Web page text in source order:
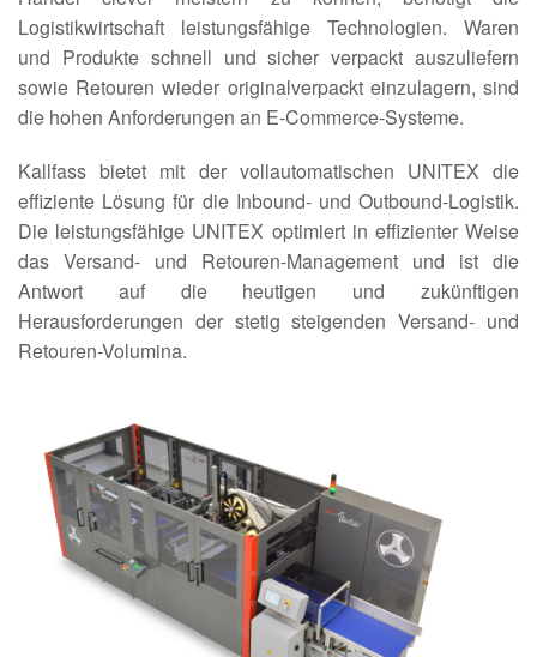
Logistikwirtschaft leistungsfähige Technologien. Waren
und Produkte schnell und sicher verpackt auszuliefern
sowie Retouren wieder originalverpackt einzulagern, sind
die hohen Anforderungen an E-Commerce-Systeme.
Kallfass bietet mit der vollautomatischen UNITEX die
effiziente Lösung für die Inbound- und Outbound-Logistik.
Die leistungsfähige UNITEX optimiert in effizienter Weise
das Versand- und Retouren-Management und ist die
Antwort auf die heutigen und zukünftigen
Herausforderungen der stetig steigenden Versand- und
Retouren-Volumina.